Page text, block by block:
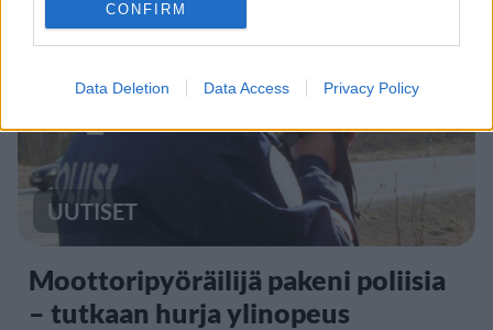
CONFIRM
Data Deletion Data Access Privacy Policy
4
UUTISET
Moottoripyöräilijä pakeni poliisia
– tutkaan hurja ylinopeus